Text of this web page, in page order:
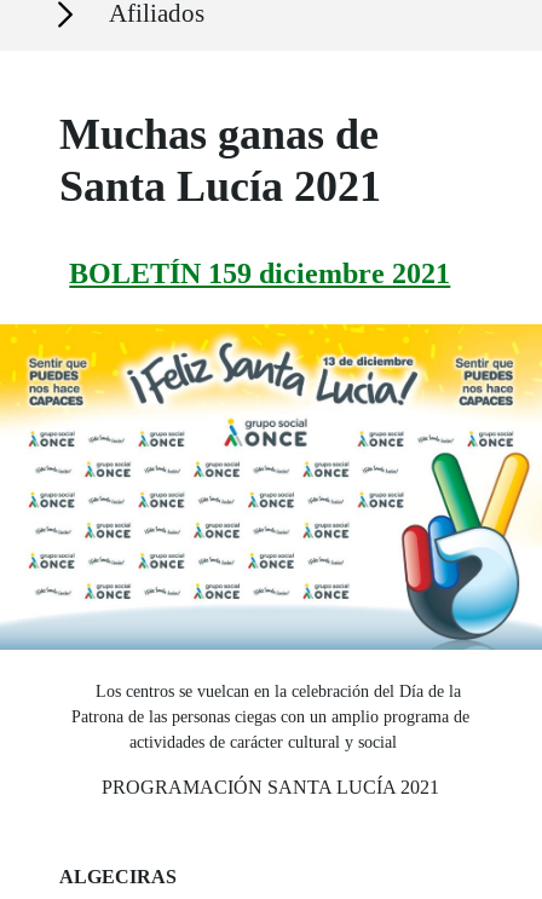
Afiliados
Muchas ganas de
Santa Lucía 2021
BOLETÍN 159 diciembre 2021
Los centros se vuelcan en la celebración del Día de la
Patrona de las personas ciegas con un amplio programa de
actividades de carácter cultural y social
PROGRAMACIÓN SANTA LUCÍA 2021
ALGECIRAS